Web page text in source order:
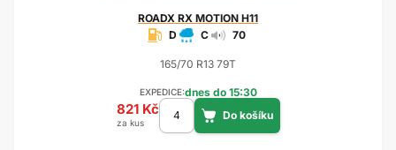
ROADX RX MOTION H11
D
C 70
165/70 R13 79T
EXPEDICE:dnes do 15:30
821 Kč
za kus